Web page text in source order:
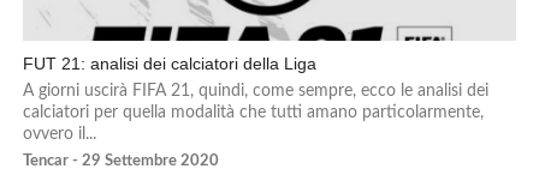
FUT 21: analisi dei calciatori della Liga
A giorni uscirà FIFA 21, quindi, come sempre, ecco le analisi dei
calciatori per quella modalità che tutti amano particolarmente,
ovvero il...
Tencar - 29 Settembre 2020